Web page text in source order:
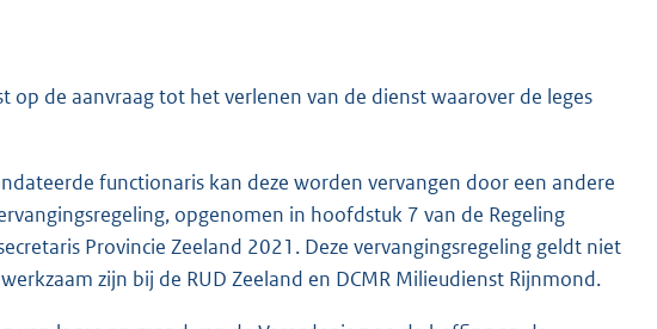
de aanvraag tot het verlenen van de dienst waarover de leges
functionaris kan deze worden vervangen door een andere
opgenomen in hoofdstuk 7 van de Regeling
Provincie Zeeland 2021. Deze vervangingsregeling geldt niet
zijn bij de RUD Zeeland en DCMR Milieudienst Rijnmond.